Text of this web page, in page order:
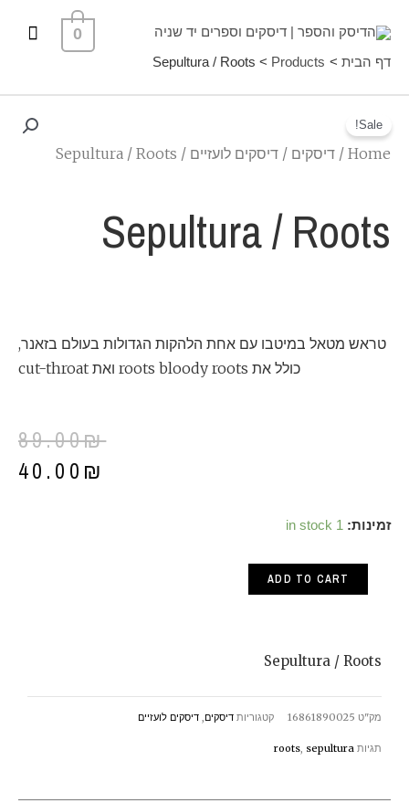
0
דף הבית Products
Sepultura / Roots
Sale!
Home
/ דיסקים / דיסקים לועזיים / Sepultura / Roots
Sepultura / Roots
טראש מטאל במיטבו עם אחת הלהקות הגדולות בעולם בזאנר,
כולל את roots bloody roots ואת cut-throat
89.00₪
40.00 ₪
זמינות: 1 in stock
Sepultura
ADD TO CART
Sepultura / Roots
מק"ט 16861890025 קטגוריות דיסקים, דיסקים לועזיים
תגיות roots, sepultura